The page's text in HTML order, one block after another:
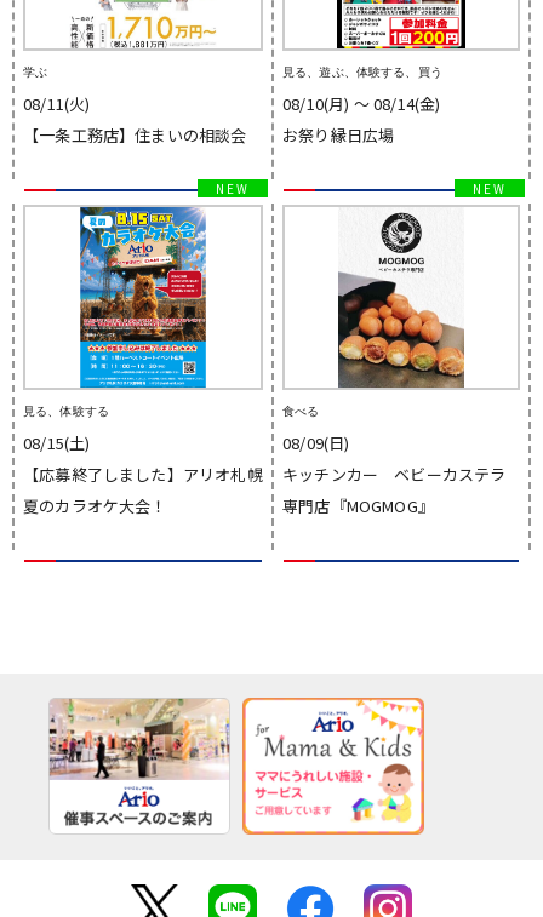
学ぶ
08/11(火)
【一条工務店】住まいの相談会
見る、遊ぶ、体験する、買う
08/10(月) 〜 08/14(金)
お祭り縁日広場
見る、体験する
08/15(土)
【応募終了しました】アリオ札幌
夏のカラオケ大会！
食べる
08/09(日)
キッチンカー ベビーカステラ
専門店『MOGMOG』